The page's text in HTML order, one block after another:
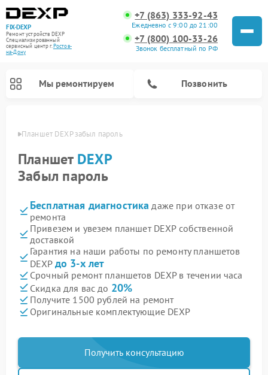
FIX-DEXP
Ремонт устройств DEXP
Специализированный
cервисный центр г.Ростов-
на-Дону
+7 (863) 333-92-43
Ежедневно с 9:00 до 21:00
+7 (800) 100-33-26
Звонок бесплатный по РФ
Мы ремонтируем Позвонить
Планшет DEXP забыл пароль
Планшет DEXP
Забыл пароль
Бесплатная диагностика даже при отказе от
ремонта
Привезем и увезем планшет DEXP собственной
доставкой
Гарантия на наши работы по ремонту планшетов
DEXP до 3-х лет
Срочный ремонт планшетов DEXP в течении часа
Скидка для вас до 20%
Получите 1500 рублей на ремонт
Оригинальные комплектующие DEXP
Получить консультацию